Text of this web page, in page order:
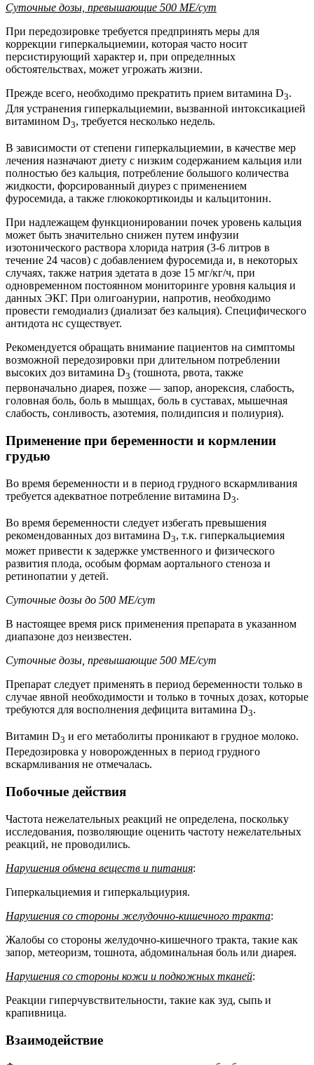
Суточные дозы, превышающие 500 МЕ/сут
При передозировке требуется предпринять меры для
коррекции гиперкальциемии, которая часто носит
персистирующий характер и, при определнных
обстоятельствах, может угрожать жизни.
Прежде всего, необходимо прекратить прием витамина D3.
Для устранения гиперкальциемии, вызванной интоксикацией
витамином D3, требуется несколько недель.
В зависимости от степени гиперкальциемии, в качестве мер
лечения назначают диету с низким содержанием кальция или
полностью без кальция, потребление большого количества
жидкости, форсированный диурез с применением
фуросемида, а также глюкокортикоиды и кальцитонин.
При надлежащем функционировании почек уровень кальция
может быть значительно снижен путем инфузии
изотонического раствора хлорида натрия (3-6 литров в
течение 24 часов) с добавлением фуросемида и, в некоторых
случаях, также натрия эдетата в дозе 15 мг/кг/ч, при
одновременном постоянном мониторинге уровня кальция и
данных ЭКГ. При олигоанурии, напротив, необходимо
провести гемодиализ (диализат без кальция). Специфического
антидота нс существует.
Рекомендуется обращать внимание пациентов на симптомы
возможной передозировки при длительном потреблении
высоких доз витамина D3 (тошнота, рвота, также
первоначально диарея, позже — запор, анорексия, слабость,
головная боль, боль в мышцах, боль в суставах, мышечная
слабость, сонливость, азотемия, полидипсия и полиурия).
Применение при беременности и кормлении
грудью
Во время беременности и в период грудного вскармливания
требуется адекватное потребление витамина D3.
Во время беременности следует избегать превышения
рекомендованных доз витамина D3, т.к. гиперкальциемия
может привести к задержке умственного и физического
развития плода, особым формам аортального стеноза и
ретинопатии у детей.
Суточные дозы до 500 МЕ/сут
В настоящее время риск применения препарата в указанном
диапазоне доз неизвестен.
Суточные дозы, превышающие 500 МЕ/сут
Препарат следует применять в период беременности только в
случае явной необходимости и только в точных дозах, которые
требуются для восполнения дефицита витамина D3.
Витамин D3 и его метаболиты проникают в грудное молоко.
Передозировка у новорожденных в период грудного
вскармливания не отмечалась.
Побочные действия
Частота нежелательных реакций не определена, поскольку
исследования, позволяющие оценить частоту нежелательных
реакций, не проводились.
Нарушения обмена веществ и питания:
Гиперкальциемия и гиперкальциурия.
Нарушения со стороны желудочно-кишечного тракта:
Жалобы со стороны желудочно-кишечного тракта, такие как
запор, метеоризм, тошнота, абдоминальная боль или диарея.
Нарушения со стороны кожи и подкожных тканей:
Реакции гиперчувствительности, такие как зуд, сыпь и
крапивница.
Взаимодействие